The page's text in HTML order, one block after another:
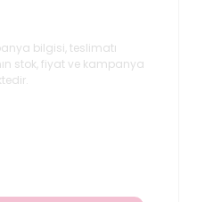
bilgisi, teslimatı
stok, fiyat ve kampanya